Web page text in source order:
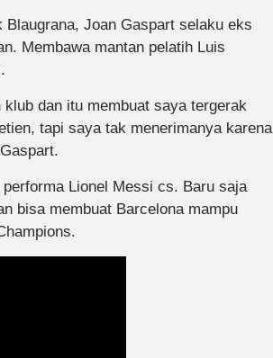
Joan Gaspart selaku eks
Membawa mantan pelatih Luis
dan itu membuat saya tergerak
tapi saya tak menerimanya karena
Lionel Messi cs. Baru saja
bisa membuat Barcelona mampu